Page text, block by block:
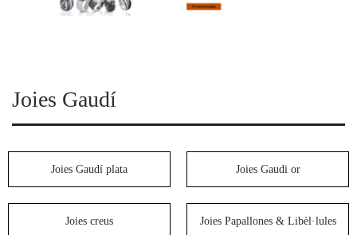
Joies Gaudí
Joies Gaudí plata Joies Gaudi or
Joies creus Joies Papallones & Libèl·lules